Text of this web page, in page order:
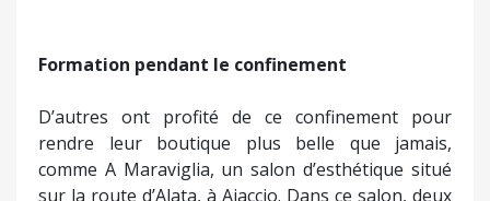
Formation pendant le confinement
D’autres ont profité de ce confinement pour
rendre leur boutique plus belle que jamais,
comme A Maraviglia, un salon d’esthétique situé
sur la route d’Alata, à Ajaccio. Dans ce salon, deux